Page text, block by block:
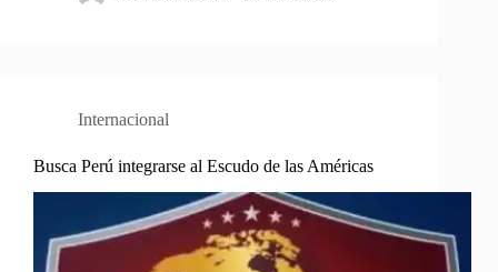
Internacional
Busca Perú integrarse al Escudo de las Américas